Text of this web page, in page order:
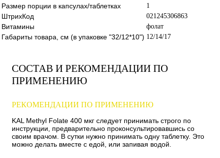
Размер порции в капсулах/таблетках 1
ШтрихКод 021245306863
Витамины фолат
Габариты товара, см (в упаковке "32/12*10") 12/14/17
СОСТАВ И РЕКОМЕНДАЦИИ ПО
ПРИМЕНЕНИЮ
РЕКОМЕНДАЦИИ ПО ПРИМЕНЕНИЮ
KAL Methyl Folate 400 мкг следует принимать строго по
инструкции, предварительно проконсультировавшись со
своим врачом. В сутки нужно принимать одну таблетку. Это
можно делать вместе с едой, или запивая водой.